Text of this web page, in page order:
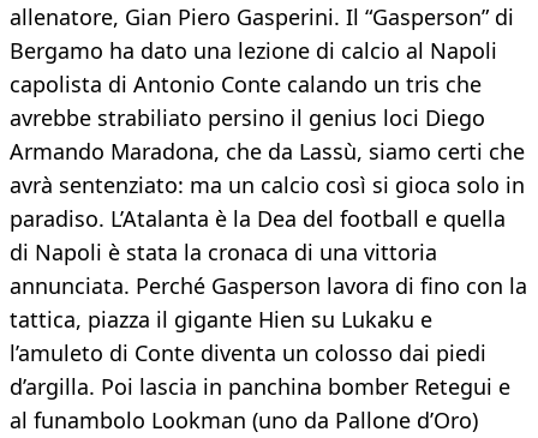
allenatore, Gian Piero Gasperini. Il “Gasperson” di
Bergamo ha dato una lezione di calcio al Napoli
capolista di Antonio Conte calando un tris che
avrebbe strabiliato persino il genius loci Diego
Armando Maradona, che da Lassù, siamo certi che
avrà sentenziato: ma un calcio così si gioca solo in
paradiso. L’Atalanta è la Dea del football e quella
di Napoli è stata la cronaca di una vittoria
annunciata. Perché Gasperson lavora di fino con la
tattica, piazza il gigante Hien su Lukaku e
l’amuleto di Conte diventa un colosso dai piedi
d’argilla. Poi lascia in panchina bomber Retegui e
al funambolo Lookman (uno da Pallone d’Oro)